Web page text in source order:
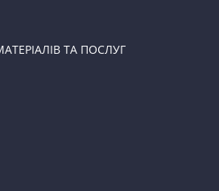
ТА ПОСЛУГ